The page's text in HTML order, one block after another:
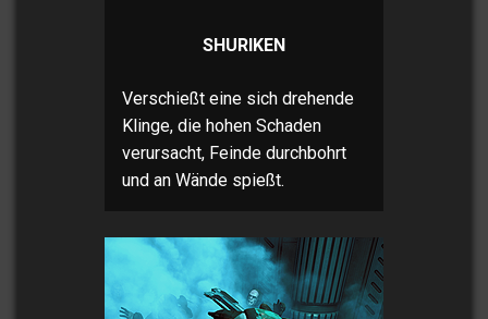
SHURIKEN
Verschießt eine sich drehende
Klinge, die hohen Schaden
verursacht, Feinde durchbohrt
und an Wände spießt.